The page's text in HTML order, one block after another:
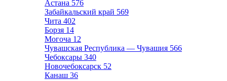
Астана 576
Забайкальский край 569
Чита 402
Борзя 14
Могоча 12
Чувашская Республика — Чувашия 566
Чебоксары 340
Новочебоксарск 52
Канаш 36